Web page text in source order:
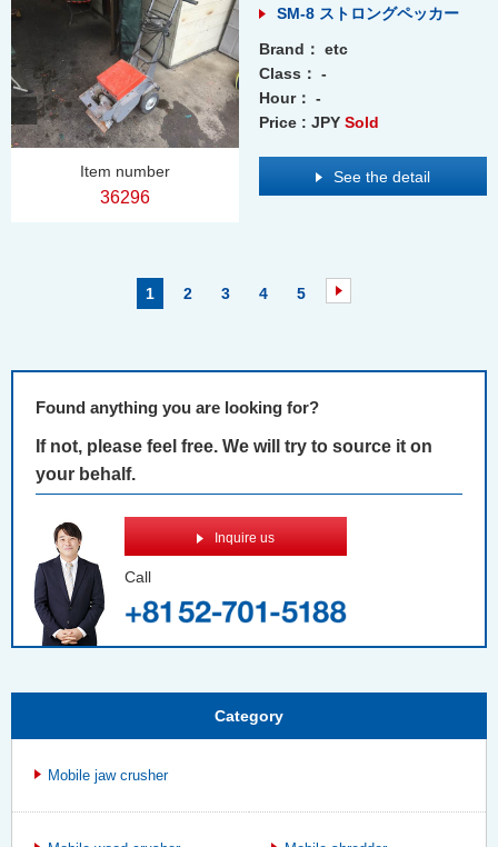
Item number
36296
SM-8 ストロングペッカー
Brand： etc
Class： -
Hour： -
Price : JPY Sold
See the detail
1 2 3 4 5
Found anything you are looking for?
If not, please feel free. We will try to source it on
your behalf.
Inquire us
Call
Category
Mobile jaw crusher